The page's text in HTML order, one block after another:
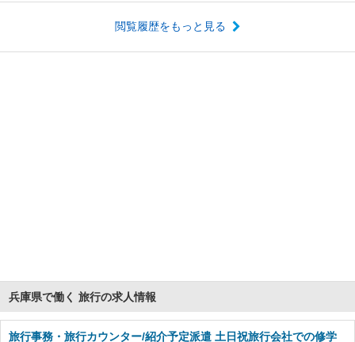
閲覧履歴をもっと見る
兵庫県で働く 旅行の求人情報
旅行事務・旅行カウンター/紹介予定派遣 土日祝旅行会社での修学